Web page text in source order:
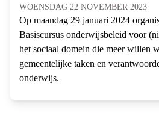
WOENSDAG 22 NOVEMBER 2023
Op maandag 29 januari 2024
Basiscursus onderwijsbeleid voor
het sociaal domein die meer willen
gemeentelijke taken en
onderwijs.